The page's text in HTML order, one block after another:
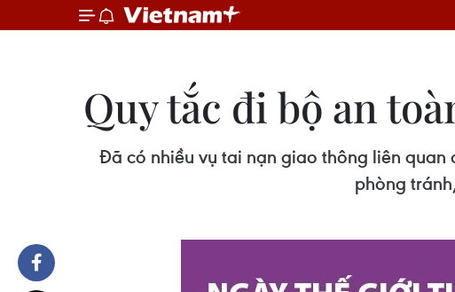
Quy tắc đi bộ an
Đã có nhiều vụ tai nạn giao thông liên
phòng